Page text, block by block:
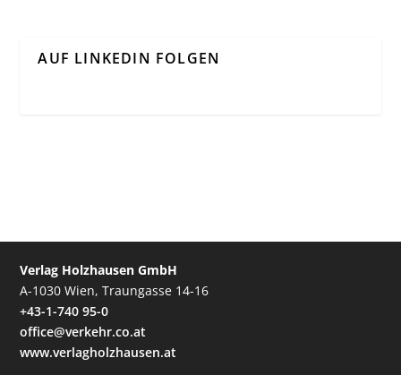
AUF LINKEDIN FOLGEN
Verlag Holzhausen GmbH
A-1030 Wien, Traungasse 14-16
+43-1-740 95-0
office@verkehr.co.at
www.verlagholzhausen.at